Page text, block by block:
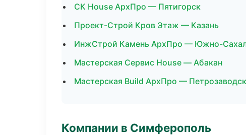
СК House АрхПро — Пятигорск
Проект-Строй Кров Этаж — Казань
ИнжСтрой Камень АрхПро — Южно-
Мастерская Сервис House — Абакан
Мастерская Build АрхПро — Петрозаводск
Компании в Симферополь